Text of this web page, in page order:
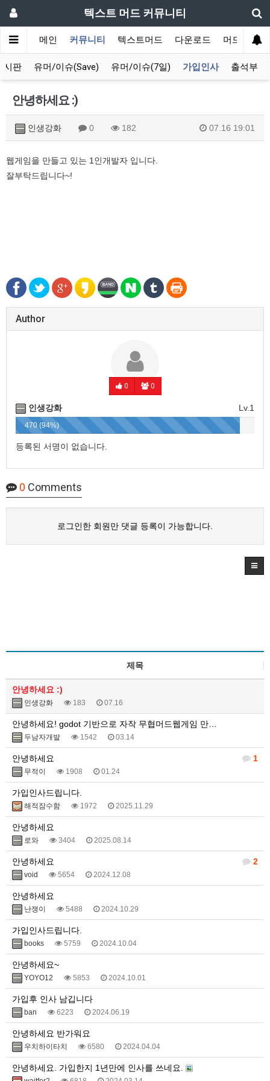
텍스트 머드 커뮤니티
메인 커뮤니티 텍스트머드 다운로드 머드 잡담
시판 유머/이슈(Save) 유머/이슈(7일) 가입인사 출석부
안녕하세요 :)
인생강화 0 182 07.16 19:01
웹게임을 만들고 있는 1인개발자 입니다.
잘부탁드립니다~!
Author
0 0
Lv.1
인생강화
470 (94%)
등록된 서명이 없습니다.
0 Comments
로그인한 회원만 댓글 등록이 가능합니다.
제목
안녕하세요 :)
인생강화 183 07.16
안녕하세요! godot 기반으로 자작 무협머드웹게임 만…
두남자개발 1542 03.14
1
안녕하세요
무적이 1908 01.24
가입인사드립니다.
해적잠수함 1972 2025.11.29
안녕하세요
로와 3404 2025.08.14
2
안녕하세요
void 5654 2024.12.08
안녕하세요
난쟁이 5488 2024.10.29
가입인사드립니다.
books 5759 2024.10.04
안녕하세요~
YOYO12 5853 2024.10.01
가입후 인사 남깁니다
ban 6223 2024.06.19
안녕하세요 반가워요
우치하이타치 6580 2024.04.04
안녕하세요. 가입한지 1년만에 인사를 쓰네요.